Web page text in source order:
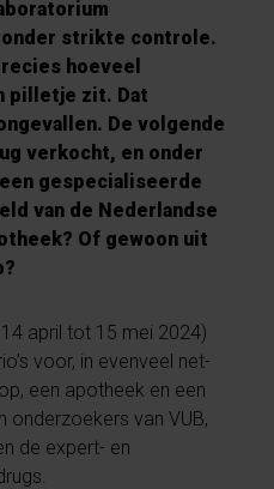
strikte controle.
hoeveel
pilletje zit. Dat
De volgende
verkocht, en onder
gespecialiseerde
van de Nederlandse
Of gewoon uit
april tot 15 mei 2024)
voor, in evenveel net-
een apotheek en een
onderzoekers van VUB,
de expert- en